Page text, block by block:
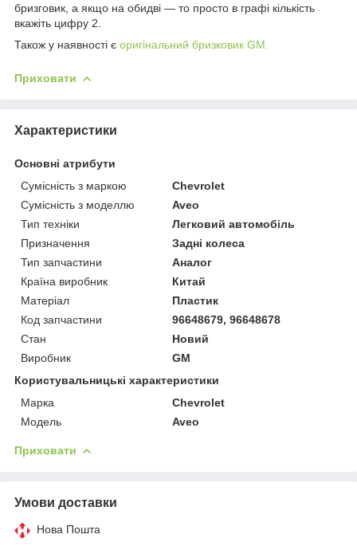
бризговик, а якщо на обидві — то просто в графі кількість
вкажіть цифру 2.
Також у наявності є оригінальний бризковик GM.
Приховати
Характеристики
Основні атрибути
Сумісність з маркою
Chevrolet
Сумісність з моделлю
Aveo
Тип техніки
Легковий автомобіль
Призначення
Задні колеса
Тип запчастини
Аналог
Країна виробник
Китай
Матеріал
Пластик
Код запчастини
96648679, 96648678
Стан
Новий
Виробник
GM
Користувальницькі характеристики
Марка
Chevrolet
Модель
Aveo
Приховати
Умови доставки
Нова Пошта